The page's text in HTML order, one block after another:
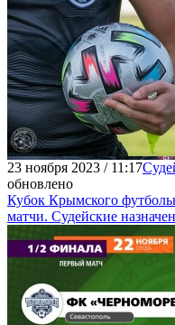
23 ноября 2023 / 11:17
обновлено
Кубок Крымского
матчи. Судейские